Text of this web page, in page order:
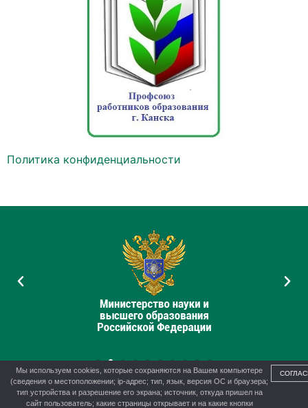
Политика конфиденциальности
Мы используем cookies, которые сохраняются на Вашем компьютере
(сведения о местоположении; ip-адрес; тип, язык, версия ОС и браузера;
тип устройства и разрешение его экрана; источник, откуда пришел на
сайт пользователь; какие страницы открывает и на какие кнопки